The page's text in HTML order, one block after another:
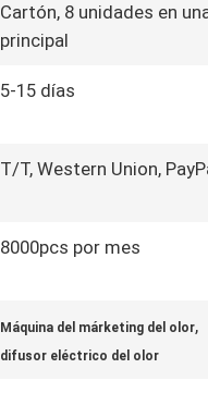
Cartón, 8 unidades en
principal
5-15 días
T/T, Western Union,
8000pcs por mes
Máquina del márketing del olor,
difusor eléctrico del olor